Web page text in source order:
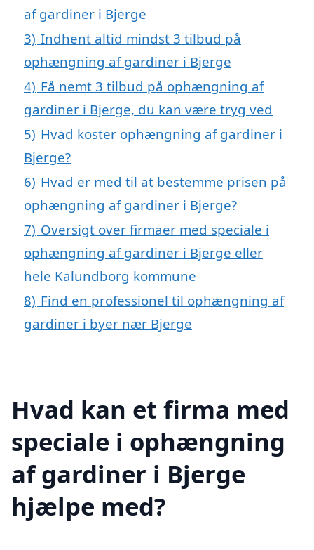
af gardiner i Bjerge
3) Indhent altid mindst 3 tilbud på
ophængning af gardiner i Bjerge
4) Få nemt 3 tilbud på ophængning af
gardiner i Bjerge, du kan være tryg ved
5) Hvad koster ophængning af gardiner i
Bjerge?
6) Hvad er med til at bestemme prisen på
ophængning af gardiner i Bjerge?
7) Oversigt over firmaer med speciale i
ophængning af gardiner i Bjerge eller
hele Kalundborg kommune
8) Find en professionel til ophængning af
gardiner i byer nær Bjerge
Hvad kan et firma med
speciale i ophængning
af gardiner i Bjerge
hjælpe med?